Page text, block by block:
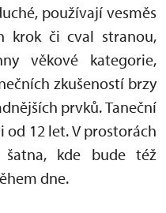
používají vesměs
krok či cval stranou,
věkové kategorie,
zkušeností brzy
prvků. Taneční
12 let. V prostorách
kde bude též
dne.